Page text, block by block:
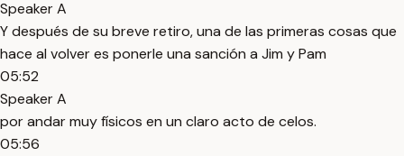
Speaker A
Y después de su breve retiro, una de las primeras cosas que
hace al volver es ponerle una sanción a Jim y Pam
05:52
Speaker A
por andar muy físicos en un claro acto de celos.
05:56